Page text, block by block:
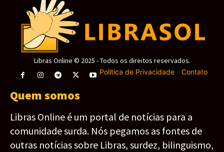
Libras Online © 2025 - Todos os direitos reservados.
Política de Privacidade- Contato
Quem somos
Libras Online é um portal de notícias para a
comunidade surda. Nós pegamos as fontes de
outras notícias sobre Libras, surdez, bilinguismo,